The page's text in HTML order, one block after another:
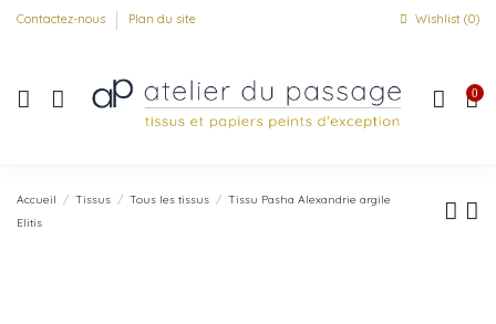
Contactez-nous Plan du site Wishlist (0)
0
Accueil Tissus Tous les tissus
Tissu Pasha Alexandrie argile
Elitis